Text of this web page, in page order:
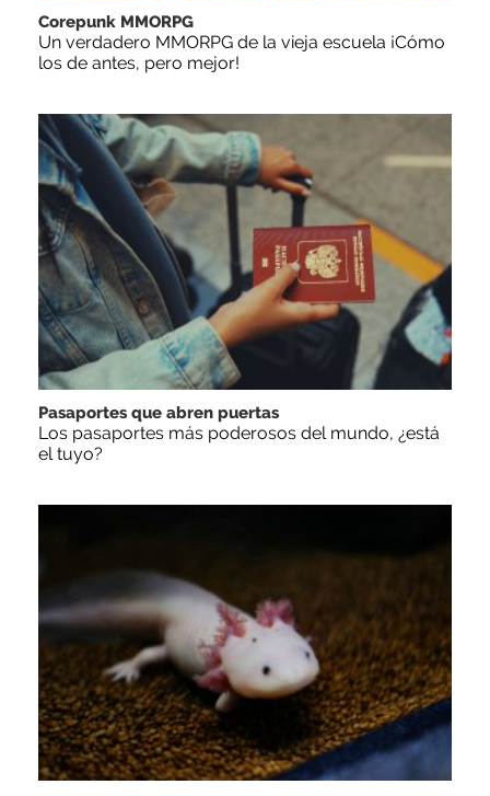
Corepunk MMORPG
Un verdadero MMORPG de la vieja escuela ¡Cómo
los de antes, pero mejor!
Pasaportes que abren puertas
Los pasaportes más poderosos del mundo, ¿está
el tuyo?